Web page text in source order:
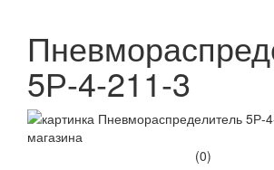
5Р-4-211-3
(0)